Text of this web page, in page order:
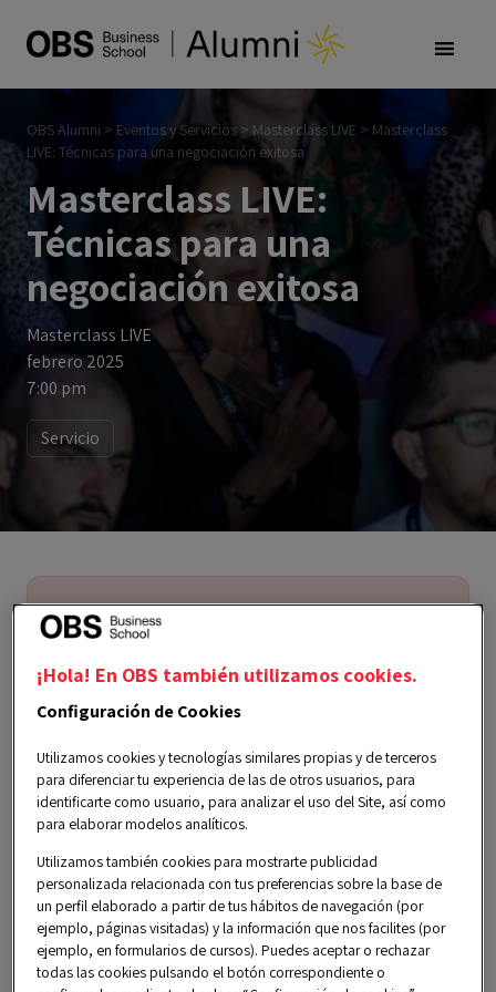
OBS Alumni > Eventos y Servicios> Masterclass LIVE > Masterclass
LIVE: Técnicas para una negociación exitosa
Masterclass LIVE:
Técnicas para una
negociación exitosa
Masterclass LIVE
febrero 2025
7:00 pm
Servicio
Los sentimos, este evento ya no está
más contenido exclusivo en nuestra
página de Eventos.
miércoles, 19 febrero 2025
7:00 pm a 8:00 pm CET
¡Hola! En OBS también utilizamos cookies.
Configuración de Cookies
Utilizamos cookies y tecnologías similares propias y de terceros
para diferenciar tu experiencia de las de otros usuarios, para
identificarte como usuario, para analizar el uso del Site, así como
para elaborar modelos analíticos.
Utilizamos también cookies para mostrarte publicidad
personalizada relacionada con tus preferencias sobre la base de
un perfil elaborado a partir de tus hábitos de navegación (por
ejemplo, páginas visitadas) y la información que nos facilites (por
ejemplo, en formularios de cursos). Puedes aceptar o rechazar
todas las cookies pulsando el botón correspondiente o